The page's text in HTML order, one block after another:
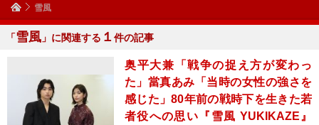
雪風
「雪風 」に関連する １ 件の記事
奥平大兼「戦争の捉え方が変わっ
た」當真あみ「当時の女性の強さを
感じた」80年前の戦時下を生きた若
者役への思い『雪風 YUKIKAZE』